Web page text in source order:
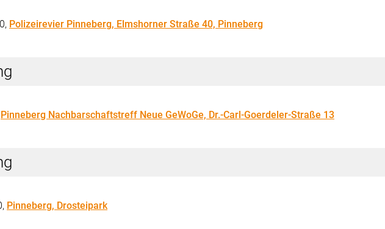
Polizeirevier Pinneberg, Elmshorner Straße 40, Pinneberg
Pinneberg Nachbarschaftstreff Neue GeWoGe, Dr.-Carl-Goerdeler-Straße 13
Pinneberg, Drosteipark